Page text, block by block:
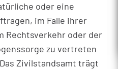
oder eine
im Falle ihrer
Rechtsverkehr oder der
zu vertreten
Link wird in einem
Zivilstandsamt trägt